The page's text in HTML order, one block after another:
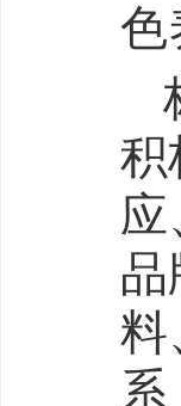
色
积
应
品
料